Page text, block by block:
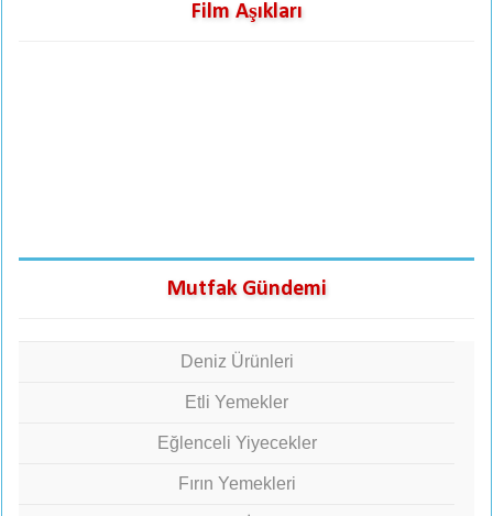
Film Aşıkları
Mutfak Gündemi
Deniz Ürünleri
Etli Yemekler
Eğlenceli Yiyecekler
Fırın Yemekleri